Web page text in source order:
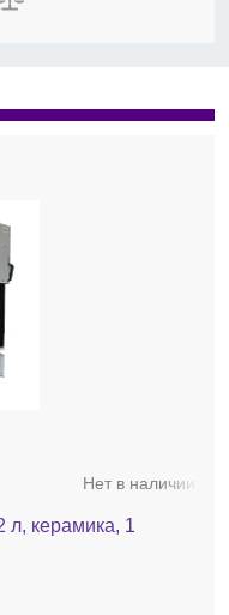
Нет в наличии
л, керамика, 1